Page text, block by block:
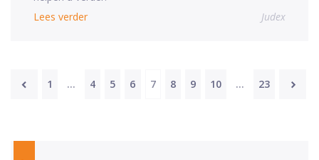
Lees verder
Judex
1 … 4 5 6 7 8 9 10 … 23